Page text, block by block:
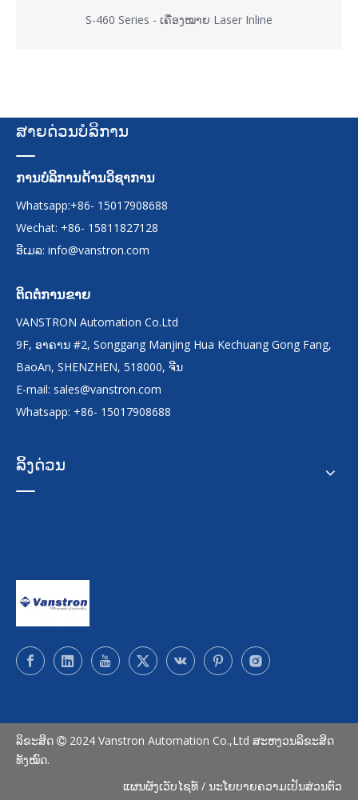
S-460 Series - ເຄື່ອງໝາຍ Laser Inline
ສາຍດ່ວນບໍລິການ
ການບໍລິການດ້ານວິຊາການ
Whatsapp:+86- 15017908688
Wechat: +86- 15811827128
ອີເມລ: info@vanstron.com
ຕິດຕໍ່ການຂາຍ
VANSTRON Automation Co.Ltd
9F, ອາຄານ #2, Songgang Manjing Hua Kechuang Gong Fang,
BaoAn, SHENZHEN, 518000, ຈີນ
E-mail: sales@vanstron.com
Whatsapp: +86- 15017908688
ລິ້ງດ່ວນ
ລິຂະສິດ  2024 Vanstron Automation Co.,Ltd ສະຫງວນລິຂະສິດ
ທັງໝົດ.
ແຜນຜັງເວັບໄຊທ໌ / ນະໂຍບາຍຄວາມເປັນສ່ວນຕົວ